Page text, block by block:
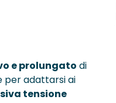
e prolungato di
per adattarsi ai
tensione